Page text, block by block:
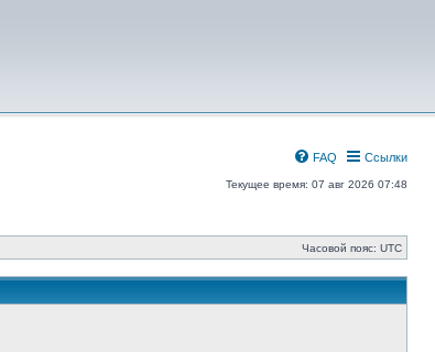
Ссылки
FAQ
Текущее время: 07 авг 2026 07:48
Часовой пояс: UTC